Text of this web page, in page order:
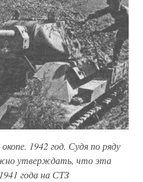
1942 год. Судя по ряду
утверждать, что эта
года на СТЗ